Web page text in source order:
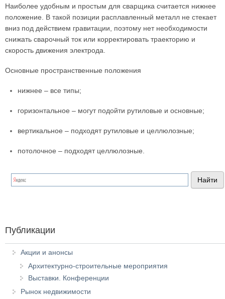
Наиболее удобным и простым для сварщика считается нижнее
положение. В такой позиции расплавленный металл не стекает
вниз под действием гравитации, поэтому нет необходимости
снижать сварочный ток или корректировать траекторию и
скорость движения электрода.
Основные пространственные положения
нижнее – все типы;
горизонтальное – могут подойти рутиловые и основные;
вертикальное – подходят рутиловые и целлюлозные;
потолочное – подходят целлюлозные.
Публикации
Акции и анонсы
Архитектурно-строительные мероприятия
Выставки. Конференции
Рынок недвижимости